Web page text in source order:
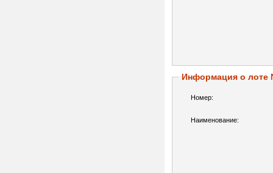
Информация о лоте
Номер:
Наименование: